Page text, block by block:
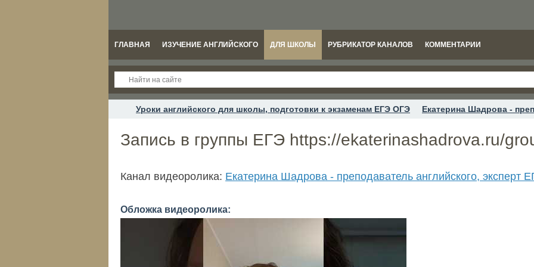
ГЛАВНАЯ ИЗУЧЕНИЕ АНГЛИЙСКОГО ДЛЯ ШКОЛЫ РУБРИКАТОР КАНАЛОВ КОММЕНТАРИИ
Уроки английского для школы, подготовки к экзаменам ЕГЭ ОГЭ Екатерина Шадрова -
Запись в группы ЕГЭ https://ekaterinashadrova.ru/
Канал видеоролика: Екатерина Шадрова - преподаватель английского, эксперт
Обложка видеоролика: